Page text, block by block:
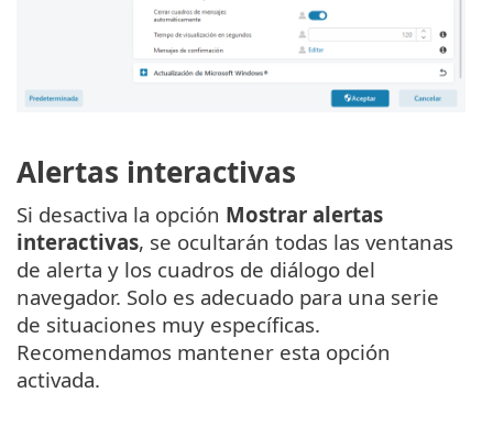
Alertas interactivas
Si desactiva la opción Mostrar alertas
interactivas, se ocultarán todas las ventanas
de alerta y los cuadros de diálogo del
navegador. Solo es adecuado para una serie
de situaciones muy específicas.
Recomendamos mantener esta opción
activada.